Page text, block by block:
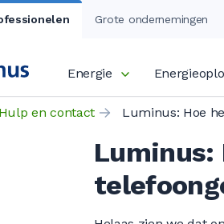
Grote ondernemingen
Energie
Hulp en contact
Luminus: